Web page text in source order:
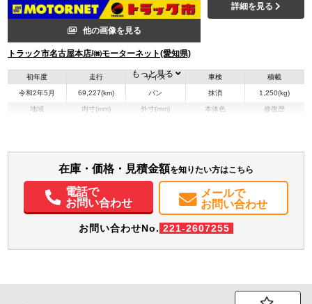
他の画像を見る
トラック市名古屋本店/㈱モーターネット(愛知県)
詳細を見る
初年度
令和2年5月
走行
69,227(km)
サイズ
バン
車検
抹消
積載
1,250(kg)
地域 内寸(mm) 外寸(mm) 本体色 修復歴
エアコン パワステ パワーウィンドウ ABS エアバッグ
集中ドアロック
もっと見る
在庫・価格・見積金額を知りたい方はこちら
電話で
お問い合わせ
メールで
お問い合わせ
お問い合わせNo. 221-2607255